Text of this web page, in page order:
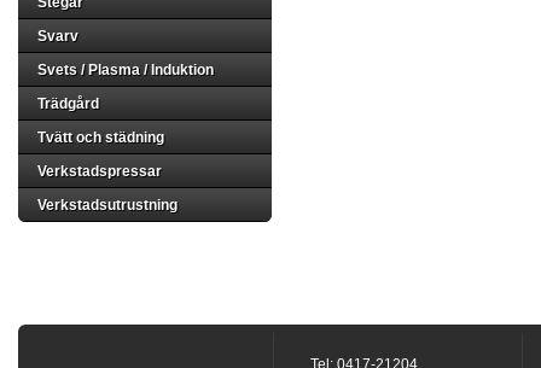
Svarv
Svets / Plasma / Induktion
Trädgård
Tvätt och städning
Verkstadspressar
Verkstadsutrustning
Tel: 0417-21204